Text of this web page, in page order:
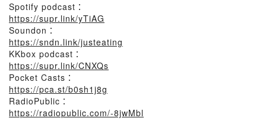
Spotify podcast：
https://supr.link/yTiAG
Soundon：
https://sndn.link/justeating
KKbox podcast：
https://supr.link/CNXQs
Pocket Casts：
https://pca.st/b0sh1j8g
RadioPublic：
https://radiopublic.com/-8jwMbl